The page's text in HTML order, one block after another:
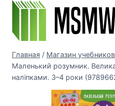
Перейти
содержимому
Главная / Магазин учебников
Маленький розумник.
наліпками. 3–4 роки